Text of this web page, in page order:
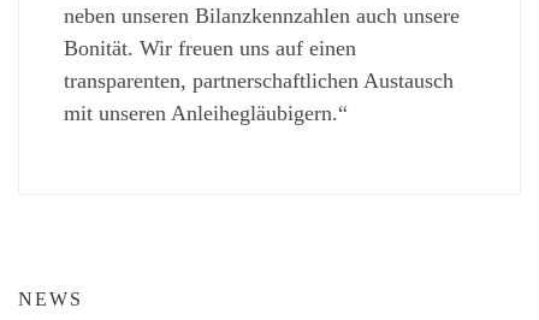
neben unseren Bilanzkennzahlen auch unsere
Bonität. Wir freuen uns auf einen
transparenten, partnerschaftlichen Austausch
mit unseren Anleihegläubigern.“
NEWS